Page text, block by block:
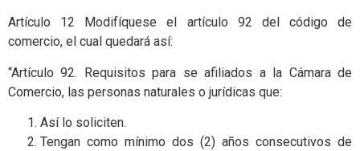
Artículo 12 Modifíquese el artículo 92 del código de
comercio, el cual quedará así:
“Artículo 92. Requisitos para se afiliados a la Cámara de
Comercio, las personas naturales o jurídicas que:
Así lo soliciten.
Tengan como mínimo dos (2) años consecutivos de